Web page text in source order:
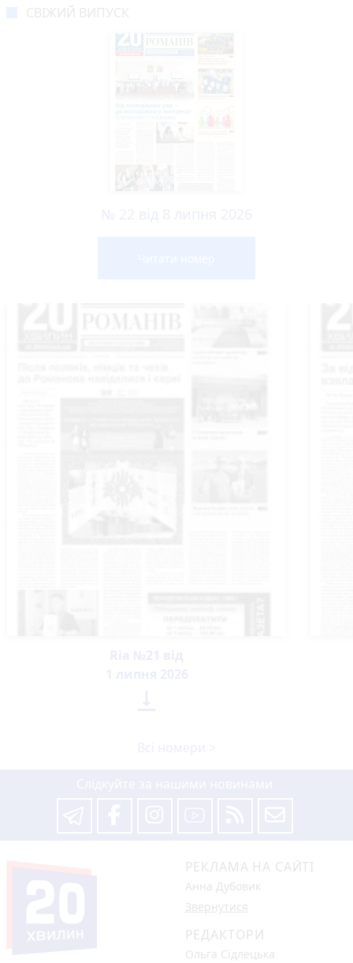
РЕКЛАМА НА САЙТІ
Анна Дубовик
Звернутися
РЕДАКТОРИ
Ольга Сідлецька